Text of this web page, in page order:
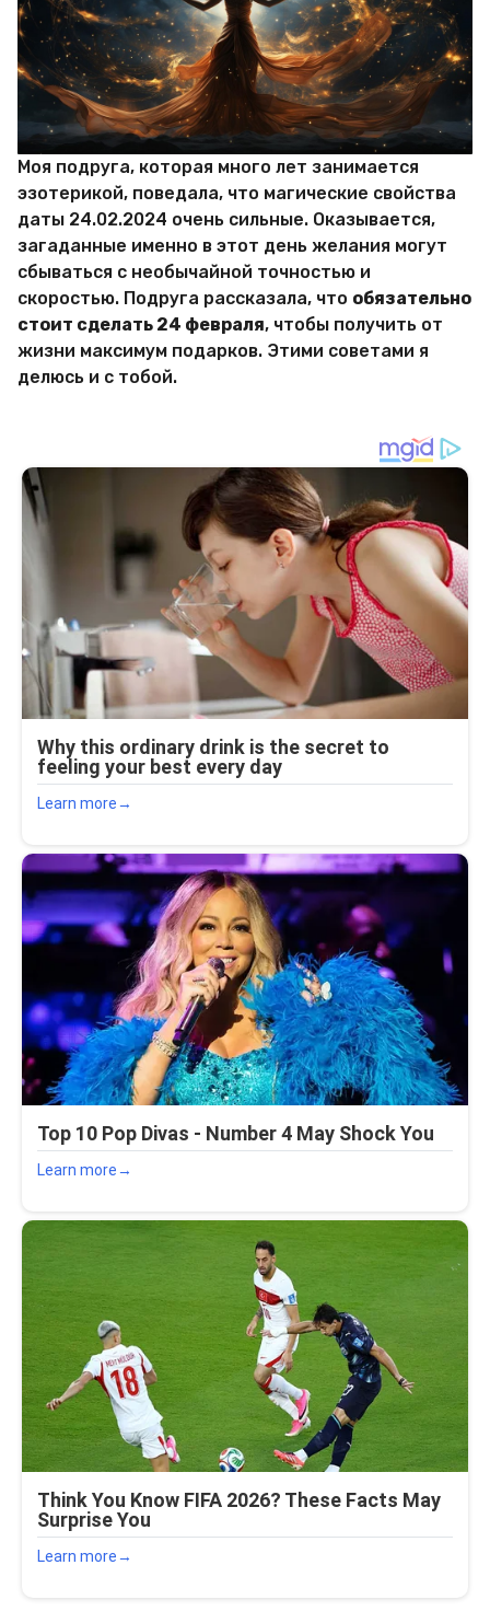
Моя подруга, которая много лет занимается
эзотерикой, поведала, что магические свойства
даты 24.02.2024 очень сильные. Оказывается,
загаданные именно в этот день желания могут
сбываться с необычайной точностью и
скоростью. Подруга рассказала, что обязательно
стоит сделать 24 февраля, чтобы получить от
жизни максимум подарков. Этими советами я
делюсь и с тобой.